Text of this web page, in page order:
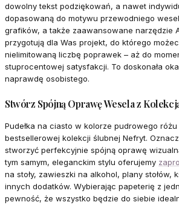
dowolny tekst podziękowań, a nawet
dopasowaną do motywu przewodniego
grafików, a także zaawansowane narzędzie
przygotują dla Was projekt, do którego
nielimitowaną liczbę poprawek – aż do
stuprocentowej satysfakcji. To doskonała
naprawdę osobistego.
Stwórz Spójną Oprawę Wesela z
Pudełka na ciasto w kolorze pudrowego
bestsellerowej kolekcji ślubnej Nefryt.
stworzyć perfekcyjnie spójną oprawę
tym samym, eleganckim stylu oferujemy
na stoły, zawieszki na alkohol, plany stołów,
innych dodatków. Wybierając papeterię z
pewność, że wszystko będzie do siebie